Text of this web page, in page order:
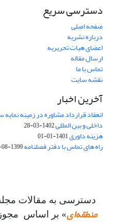
دسترسی سریع
صفحه اصلی
درباره نشریه
اعضای هیات تحریریه
ارسال مقاله
تماس با ما
نقشه سایت
آخرین اخبار
انعقاد قرارداد مشاوره در زمینه
داخلی و بین المللی1402-03-28
هزینه داوری1401-01-01
راه های تماس با دفتر فصلنامه1399-08-20
دسترسی به مقالات
منطقه‌ای» بر اساس